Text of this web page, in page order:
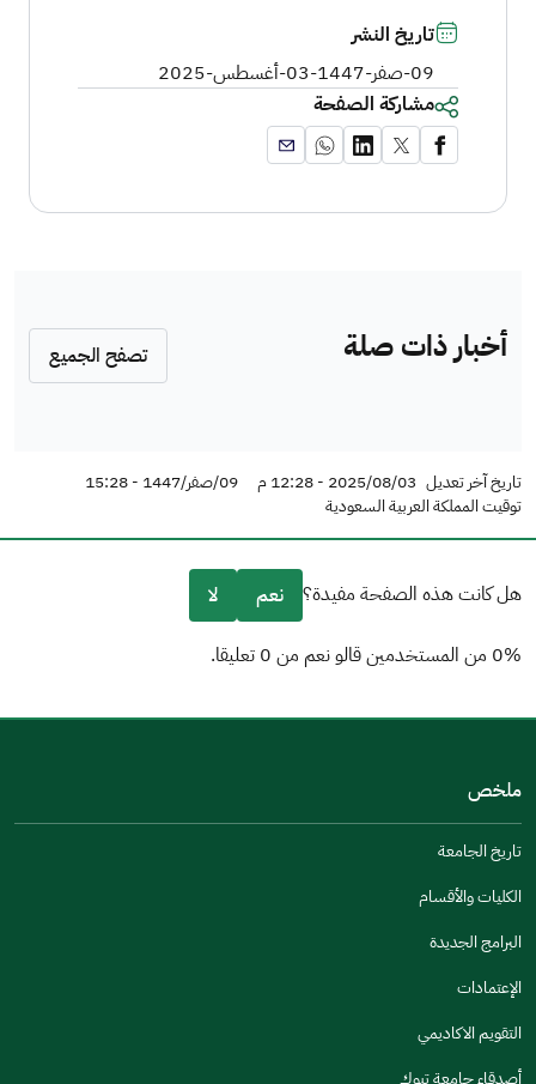
تاريخ النشر
09-صفر-1447
-03-أغسطس-2025
مشاركة الصفحة
أخبار ذات صلة تصفح الجميع
تاريخ آخر تعديل 2025/08/03 - 12:28 م
09/صفر/1447 - 15:28
توقيت المملكة العربية السعودية
هل كانت هذه الصفحة مفيدة؟ نعم لا
0% من المستخدمين قالو نعم من 0 تعليقا.
مكتوبة بشكل جيد
الإجابات كانت مرتبطة
تصميمه يجعله سهل القراءة
جنس
ملخص
تاريخ الجامعة
الكليات والأقسام
البرامج الجديدة
الإعتمادات
التقويم الاكاديمي
أصدقاء جامعة تبوك